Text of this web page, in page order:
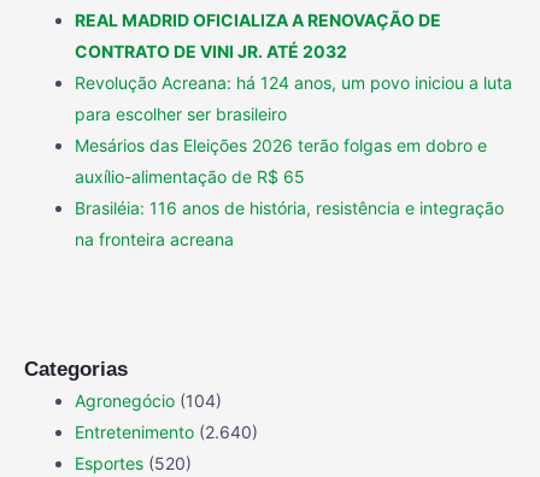
REAL MADRID OFICIALIZA A RENOVAÇÃO DE
CONTRATO DE VINI JR. ATÉ 2032
Revolução Acreana: há 124 anos, um povo iniciou a luta
para escolher ser brasileiro
Mesários das Eleições 2026 terão folgas em dobro e
auxílio-alimentação de R$ 65
Brasiléia: 116 anos de história, resistência e integração
na fronteira acreana
Categorias
Agronegócio (104)
Entretenimento (2.640)
Esportes (520)